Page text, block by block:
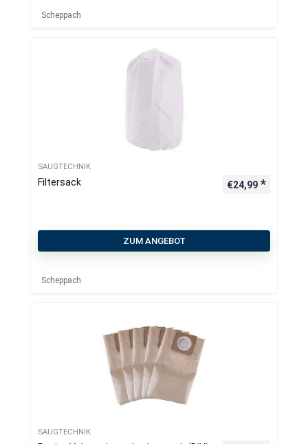
Scheppach
SAUGTECHNIK
Filtersack €24,99
ZUM ANGEBOT
Scheppach
SAUGTECHNIK